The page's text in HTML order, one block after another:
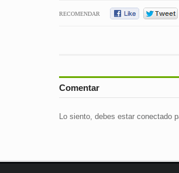
RECOMENDAR
Comentar
Lo siento, debes estar conectado